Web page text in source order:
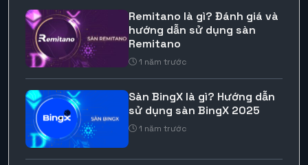
Remitano là gì? Đánh giá và
hướng dẫn sử dụng sàn
Remitano
1 năm trước
Sàn BingX là gì? Hướng dẫn
sử dụng sàn BingX 2025
1 năm trước